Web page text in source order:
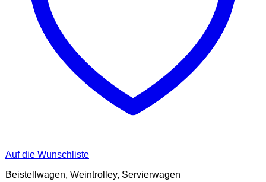
Auf die Wunschliste
Beistellwagen, Weintrolley, Servierwagen